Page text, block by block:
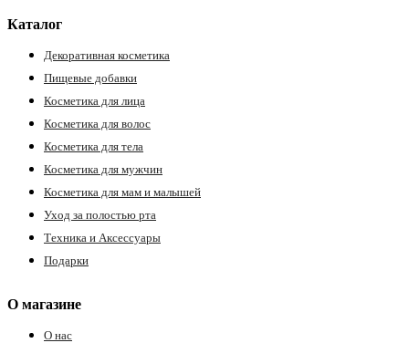
Каталог
Декоративная косметика
Пищевые добавки
Косметика для лица
Косметика для волос
Косметика для тела
Косметика для мужчин
Косметика для мам и малышей
Уход за полостью рта
Техника и Аксессуары
Подарки
О магазине
О нас